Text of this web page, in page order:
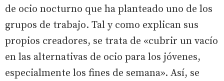
de ocio nocturno que ha planteado uno de los
grupos de trabajo. Tal y como explican sus
propios creadores, se trata de «cubrir un vacío
en las alternativas de ocio para los jóvenes,
especialmente los fines de semana». Así, se